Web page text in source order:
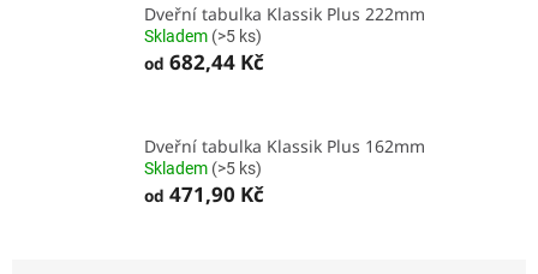
Dveřní tabulka Klassik Plus 222mm
Skladem (>5 ks)
od 682,44 Kč
Dveřní tabulka Klassik Plus 162mm
Skladem (>5 ks)
od 471,90 Kč